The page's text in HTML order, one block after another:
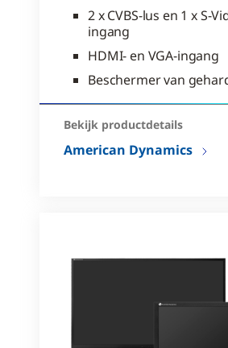
2 x CVBS-lus en 1 x S-
ingang
HDMI- en VGA-ingang
Beschermer van
Bekijk productdetails
American Dynamics